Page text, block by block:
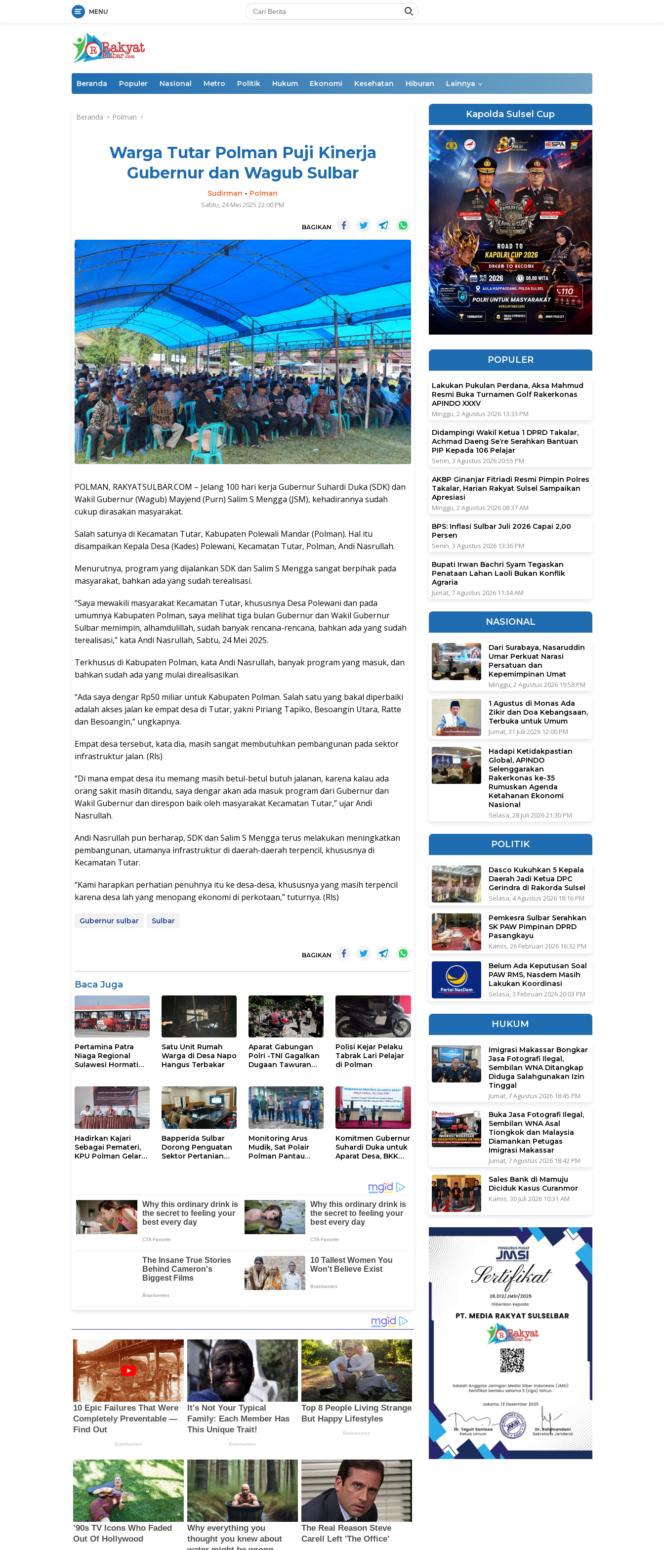
MENU
Beranda Populer Nasional Metro Politik Hukum Ekonomi Kesehatan Hiburan Lainnya
Beranda Polman
Warga Tutar Polman Puji Kinerja
Gubernur dan Wagub Sulbar
Sudirman - Polman
Sabtu, 24 Mei 2025 22:00 PM
BAGIKAN
POLMAN, RAKYATSULBAR.COM – Jelang 100 hari kerja Gubernur Suhardi Duka (SDK) dan
Wakil Gubernur (Wagub) Mayjend (Purn) Salim S Mengga (JSM), kehadirannya sudah
cukup dirasakan masyarakat.
Salah satunya di Kecamatan Tutar, Kabupaten Polewali Mandar (Polman). Hal itu
disampaikan Kepala Desa (Kades) Polewani, Kecamatan Tutar, Polman, Andi Nasrullah.
Menurutnya, program yang dijalankan SDK dan Salim S Mengga sangat berpihak pada
masyarakat, bahkan ada yang sudah terealisasi.
“Saya mewakili masyarakat Kecamatan Tutar, khususnya Desa Polewani dan pada
umumnya Kabupaten Polman, saya melihat tiga bulan Gubernur dan Wakil Gubernur
Sulbar memimpin, alhamdulillah, sudah banyak rencana-rencana, bahkan ada yang sudah
terealisasi,” kata Andi Nasrullah, Sabtu, 24 Mei 2025.
Terkhusus di Kabupaten Polman, kata Andi Nasrullah, banyak program yang masuk, dan
bahkan sudah ada yang mulai direalisasikan.
“Ada saya dengar Rp50 miliar untuk Kabupaten Polman. Salah satu yang bakal diperbaiki
adalah akses jalan ke empat desa di Tutar, yakni Piriang Tapiko, Besoangin Utara, Ratte
dan Besoangin,” ungkapnya.
Empat desa tersebut, kata dia, masih sangat membutuhkan pembangunan pada sektor
infrastruktur jalan. (Rls)
“Di mana empat desa itu memang masih betul-betul butuh jalanan, karena kalau ada
orang sakit masih ditandu, saya dengar akan ada masuk program dari Gubernur dan
Wakil Gubernur dan direspon baik oleh masyarakat Kecamatan Tutar,” ujar Andi
Nasrullah.
Andi Nasrullah pun berharap, SDK dan Salim S Mengga terus melakukan meningkatkan
pembangunan, utamanya infrastruktur di daerah-daerah terpencil, khususnya di
Kecamatan Tutar.
“Kami harapkan perhatian penuhnya itu ke desa-desa, khususnya yang masih terpencil
karena desa lah yang menopang ekonomi di perkotaan,” tuturnya. (Rls)
Gubernur sulbar Sulbar
BAGIKAN
Baca Juga
Pertamina Patra
Niaga Regional
Sulawesi Hormati
Operasional di
Polman
Satu Unit Rumah
Warga di Desa Napo
Hangus Terbakar
Aparat Gabungan
Polri -TNI Gagalkan
Dugaan Tawuran
Polisi Kejar Pelaku
Tabrak Lari Pelajar
di Polman
Hadirkan Kajari
Sebagai Pemateri,
KPU Polman Gelar
Bapperida Sulbar
Dorong Penguatan
Sektor Pertanian
Monitoring Arus
Mudik, Sat Polair
Polman Pantau
Komitmen Gubernur
Suhardi Duka untuk
Aparat Desa, BKK
Kapolda Sulsel Cup
POPULER
Lakukan Pukulan Perdana, Aksa Mahmud
Resmi Buka Turnamen Golf Rakerkonas
APINDO XXXV
Minggu, 2 Agustus 2026 13:33 PM
Didampingi Wakil Ketua 1 DPRD Takalar,
Achmad Daeng Se’re Serahkan Bantuan
PIP Kepada 106 Pelajar
Senin, 3 Agustus 2026 20:55 PM
AKBP Ginanjar Fitriadi Resmi Pimpin Polres
Takalar, Harian Rakyat Sulsel Sampaikan
Apresiasi
Minggu, 2 Agustus 2026 08:37 AM
BPS: Inflasi Sulbar Juli 2026 Capai 2,00
Persen
Senin, 3 Agustus 2026 13:36 PM
Bupati Irwan Bachri Syam Tegaskan
Penataan Lahan Laoli Bukan Konflik
Agraria
Jumat, 7 Agustus 2026 11:34 AM
NASIONAL
Dari Surabaya, Nasaruddin
Umar Perkuat Narasi
Persatuan dan
Kepemimpinan Umat
Minggu, 2 Agustus 2026 19:58 PM
1 Agustus di Monas Ada
Zikir dan Doa Kebangsaan,
Terbuka untuk Umum
Jumat, 31 Juli 2026 12:00 PM
Hadapi Ketidakpastian
Global, APINDO
Selenggarakan
Rakerkonas ke-35
Rumuskan Agenda
Ketahanan Ekonomi
Nasional
Selasa, 28 Juli 2026 21:30 PM
POLITIK
Dasco Kukuhkan 5 Kepala
Daerah Jadi Ketua DPC
Gerindra di Rakorda Sulsel
Selasa, 4 Agustus 2026 18:16 PM
Pemkesra Sulbar Serahkan
SK PAW Pimpinan DPRD
Pasangkayu
Kamis, 26 Februari 2026 16:32 PM
Belum Ada Keputusan Soal
PAW RMS, Nasdem Masih
Lakukan Koordinasi
Selasa, 3 Februari 2026 20:03 PM
HUKUM
Imigrasi Makassar Bongkar
Jasa Fotografi Ilegal,
Sembilan WNA Ditangkap
Diduga Salahgunakan Izin
Tinggal
Jumat, 7 Agustus 2026 18:45 PM
Buka Jasa Fotografi Ilegal,
Sembilan WNA Asal
Tiongkok dan Malaysia
Diamankan Petugas
Imigrasi Makassar
Jumat, 7 Agustus 2026 18:42 PM
Sales Bank di Mamuju
Diciduk Kasus Curanmor
Kamis, 30 Juli 2026 10:31 AM